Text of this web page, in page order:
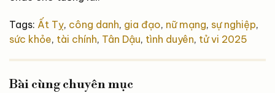
Tags: Ất Tỵ, công danh, gia đạo, nữ mạng, sự nghiệp,
sức khỏe, tài chính, Tân Dậu, tình duyên, tử vi 2025
Bài cùng chuyên mục